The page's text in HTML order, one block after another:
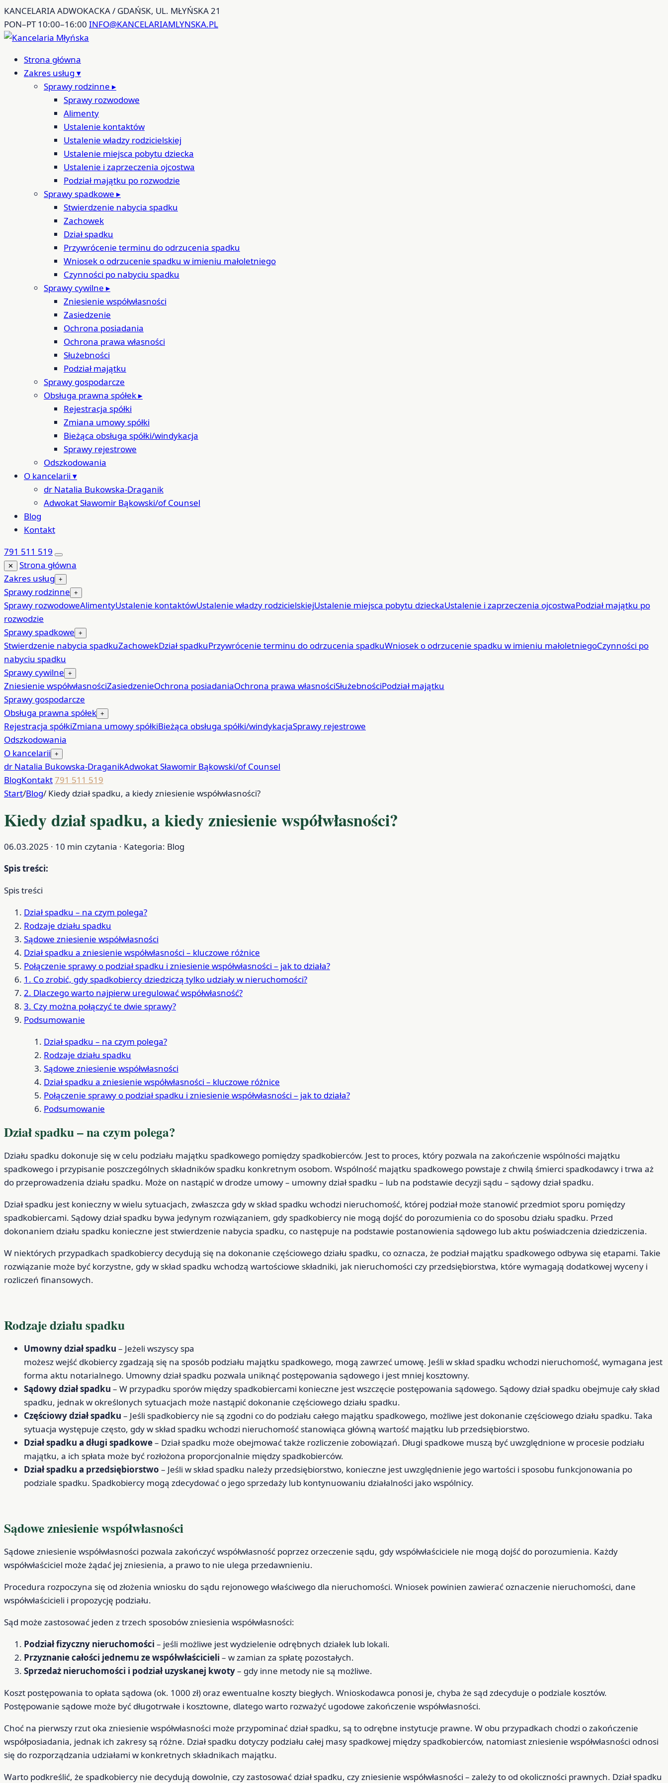
Przejdź
do
treści
KANCELARIA ADWOKACKA / GDAŃSK, UL. MŁYŃSKA 21
PON–PT 10:00–16:00 INFO@KANCELARIAMLYNSKA.PL
Strona główna
Zakres usług ▾
Sprawy rodzinne ▸
Sprawy rozwodowe
Alimenty
Ustalenie kontaktów
Ustalenie władzy rodzicielskiej
Ustalenie miejsca pobytu dziecka
Ustalenie i zaprzeczenia ojcostwa
Podział majątku po rozwodzie
Sprawy spadkowe ▸
Stwierdzenie nabycia spadku
Zachowek
Dział spadku
Przywrócenie terminu do odrzucenia spadku
Wniosek o odrzucenie spadku w imieniu małoletniego
Czynności po nabyciu spadku
Sprawy cywilne ▸
Zniesienie współwłasności
Zasiedzenie
Ochrona posiadania
Ochrona prawa własności
Służebności
Podział majątku
Sprawy gospodarcze
Obsługa prawna spółek▸
Rejestracja spółki
Zmiana umowy spółki
Bieżąca obsługa spółki/windykacja
Sprawy rejestrowe
Odszkodowania
O kancelarii ▾
dr Natalia Bukowska-Draganik
Adwokat Sławomir Bąkowski/of Counsel
Blog
Kontakt
791 511 519
✕
Strona główna
Zakres usług +
Sprawy rodzinne +
Sprawy rozwodoweAlimentyUstalenie kontaktówUstalenie władzy rodzicielskiejUstalenie miejsca pobytu dzieckaUstalenie i zaprzeczenia ojcostwaPodział majątku po
rozwodzie
Sprawy spadkowe +
Stwierdzenie nabycia spadkuZachowekDział spadkuPrzywrócenie terminu do odrzucenia spadkuWniosek o odrzucenie spadku w imieniu małoletniegoCzynności po
nabyciu spadku
Sprawy cywilne +
Zniesienie współwłasnościZasiedzenieOchrona posiadaniaOchrona prawa własnościSłużebnościPodział majątku
Sprawy gospodarcze
Obsługa prawna spółek +
Rejestracja spółkiZmiana umowy spółkiBieżąca obsługa spółki/windykacjaSprawy rejestrowe
Odszkodowania
O kancelarii +
dr Natalia Bukowska-DraganikAdwokat Sławomir Bąkowski/of Counsel
BlogKontakt791 511 519
Start/Blog/ Kiedy dział spadku, a kiedy zniesienie współwłasności?
Kiedy dział spadku, a kiedy zniesienie współwłasności?
06.03.2025 · 10 min czytania · Kategoria: Blog
Spis treści:
Spis treści
Dział spadku – na czym polega?
Rodzaje działu spadku
Sądowe zniesienie współwłasności
Dział spadku a zniesienie współwłasności – kluczowe różnice
Połączenie sprawy o podział spadku i zniesienie współwłasności – jak to działa?
1. Co zrobić, gdy spadkobiercy dziedziczą tylko udziały w nieruchomości?
2. Dlaczego warto najpierw uregulować współwłasność?
3. Czy można połączyć te dwie sprawy?
Podsumowanie
Dział spadku – na czym polega?
Rodzaje działu spadku
Sądowe zniesienie współwłasności
Dział spadku a zniesienie współwłasności – kluczowe różnice
Połączenie sprawy o podział spadku i zniesienie współwłasności – jak to działa?
Podsumowanie
Dział spadku – na czym polega?
Działu spadku dokonuje się w celu podziału majątku spadkowego pomiędzy spadkobierców. Jest to proces, który pozwala na zakończenie wspólności majątku
spadkowego i przypisanie poszczególnych składników spadku konkretnym osobom. Wspólność majątku spadkowego powstaje z chwilą śmierci spadkodawcy i trwa aż
do przeprowadzenia działu spadku. Może on nastąpić w drodze umowy – umowny dział spadku – lub na podstawie decyzji sądu – sądowy dział spadku.
Dział spadku jest konieczny w wielu sytuacjach, zwłaszcza gdy w skład spadku wchodzi nieruchomość, której podział może stanowić przedmiot sporu pomiędzy
spadkobiercami. Sądowy dział spadku bywa jedynym rozwiązaniem, gdy spadkobiercy nie mogą dojść do porozumienia co do sposobu działu spadku. Przed
dokonaniem działu spadku konieczne jest stwierdzenie nabycia spadku, co następuje na podstawie postanowienia sądowego lub aktu poświadczenia dziedziczenia.
W niektórych przypadkach spadkobiercy decydują się na dokonanie częściowego działu spadku, co oznacza, że podział majątku spadkowego odbywa się etapami. Takie
rozwiązanie może być korzystne, gdy w skład spadku wchodzą wartościowe składniki, jak nieruchomości czy przedsiębiorstwa, które wymagają dodatkowej wyceny i
rozliczeń finansowych.
Rodzaje działu spadku
Umowny dział spadku – Jeżeli wszyscy spa
możesz wejść dkobiercy zgadzają się na sposób podziału majątku spadkowego, mogą zawrzeć umowę. Jeśli w skład spadku wchodzi nieruchomość, wymagana jest
forma aktu notarialnego. Umowny dział spadku pozwala uniknąć postępowania sądowego i jest mniej kosztowny.
Sądowy dział spadku – W przypadku sporów między spadkobiercami konieczne jest wszczęcie postępowania sądowego. Sądowy dział spadku obejmuje cały skład
spadku, jednak w określonych sytuacjach może nastąpić dokonanie częściowego działu spadku.
Częściowy dział spadku – Jeśli spadkobiercy nie są zgodni co do podziału całego majątku spadkowego, możliwe jest dokonanie częściowego działu spadku. Taka
sytuacja występuje często, gdy w skład spadku wchodzi nieruchomość stanowiąca główną wartość majątku lub przedsiębiorstwo.
Dział spadku a długi spadkowe– Dział spadku może obejmować także rozliczenie zobowiązań. Długi spadkowe muszą być uwzględnione w procesie podziału
majątku, a ich spłata może być rozłożona proporcjonalnie między spadkobierców.
Dział spadku a przedsiębiorstwo – Jeśli w skład spadku należy przedsiębiorstwo, konieczne jest uwzględnienie jego wartości i sposobu funkcjonowania po
podziale spadku. Spadkobiercy mogą zdecydować o jego sprzedaży lub kontynuowaniu działalności jako wspólnicy.
Sądowe zniesienie współwłasności
Sądowe zniesienie współwłasności pozwala zakończyć współwłasność poprzez orzeczenie sądu, gdy współwłaściciele nie mogą dojść do porozumienia. Każdy
współwłaściciel może żądać jej zniesienia, a prawo to nie ulega przedawnieniu.
Procedura rozpoczyna się od złożenia wniosku do sądu rejonowego właściwego dla nieruchomości. Wniosek powinien zawierać oznaczenie nieruchomości, dane
współwłaścicieli i propozycję podziału.
Sąd może zastosować jeden z trzech sposobów zniesienia współwłasności:
Podział fizyczny nieruchomości – jeśli możliwe jest wydzielenie odrębnych działek lub lokali.
Przyznanie całości jednemu ze współwłaścicieli – w zamian za spłatę pozostałych.
Sprzedaż nieruchomości i podział uzyskanej kwoty– gdy inne metody nie są możliwe.
Koszt postępowania to opłata sądowa (ok. 1000 zł) oraz ewentualne koszty biegłych. Wnioskodawca ponosi je, chyba że sąd zdecyduje o podziale kosztów.
Postępowanie sądowe może być długotrwałe i kosztowne, dlatego warto rozważyć ugodowe zakończenie współwłasności.
Choć na pierwszy rzut oka zniesienie współwłasności może przypominać dział spadku, są to odrębne instytucje prawne. W obu przypadkach chodzi o zakończenie
współposiadania, jednak ich zakresy są różne. Dział spadku dotyczy podziału całej masy spadkowej między spadkobierców, natomiast zniesienie współwłasności odnosi
się do rozporządzania udziałami w konkretnych składnikach majątku.
Warto podkreślić, że spadkobiercy nie decydują dowolnie, czy zastosować dział spadku, czy zniesienie współwłasności – zależy to od okoliczności prawnych. Dział spadku